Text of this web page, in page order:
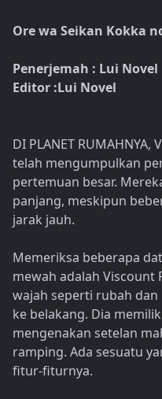
Ore wa Seikan Kokka
Penerjemah : Lui Novel
Editor :Lui Novel
DI PLANET
telah mengumpulkan
pertemuan besar.
panjang, meskipun
jarak jauh.
Memeriksa beberapa
mewah adalah Viscount
wajah seperti rubah
ke belakang. Dia
mengenakan setelan
ramping. Ada sesuatu
fitur-fiturnya.